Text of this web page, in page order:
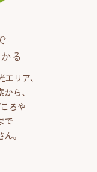
る
リア、
ら、
ろや
で
。